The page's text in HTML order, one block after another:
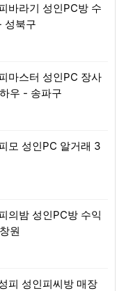
바라기 성인PC방 수
성북구
마스터 성인PC 장사
우 - 송파구
모 성인PC 알거래 3
의밤 성인PC방 수익
원
피 성인피씨방 매장